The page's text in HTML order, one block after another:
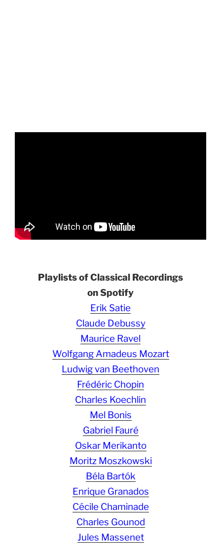
Playlists of Classical Recordings
on Spotify
Erik Satie
Claude Debussy
Maurice Ravel
Wolfgang Amadeus Mozart
Ludwig van Beethoven
Frédéric Chopin
Charles Koechlin
Mel Bonis
Gabriel Fauré
Oskar Merikanto
Moritz Moszkowski
Béla Bartók
Enrique Granados
Cécile Chaminade
Charles Gounod
Jules Massenet